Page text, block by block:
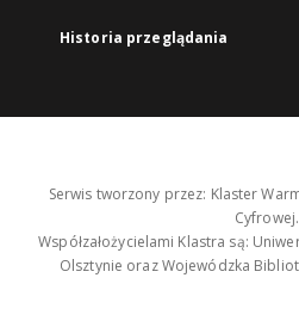
Historia przeglądania
Serwis tworzony przez: Klaster
Cyfrowej.
Współzałożycielami Klastra są:
Olsztynie oraz Wojewódzka